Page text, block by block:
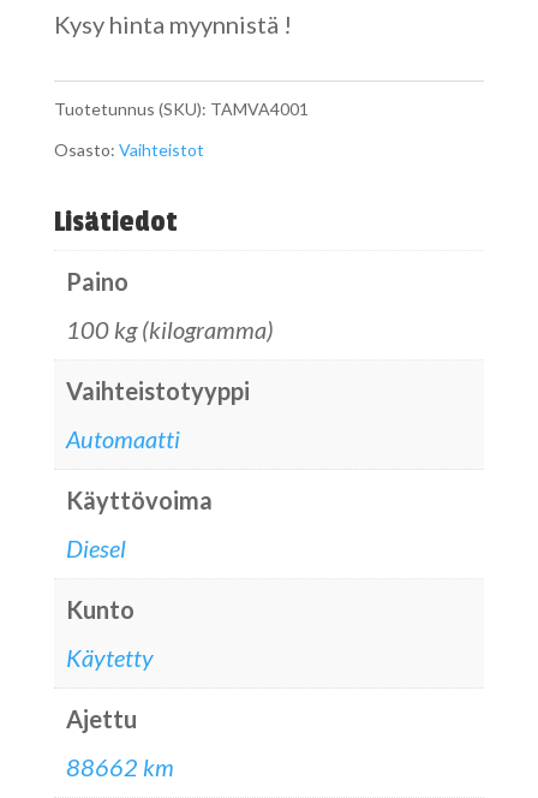
Kysy hinta myynnistä !
Tuotetunnus (SKU): TAMVA4001
Osasto: Vaihteistot
Lisätiedot
Paino
100 kg (kilogramma)
Vaihteistotyyppi
Automaatti
Käyttövoima
Diesel
Kunto
Käytetty
Ajettu
88662 km